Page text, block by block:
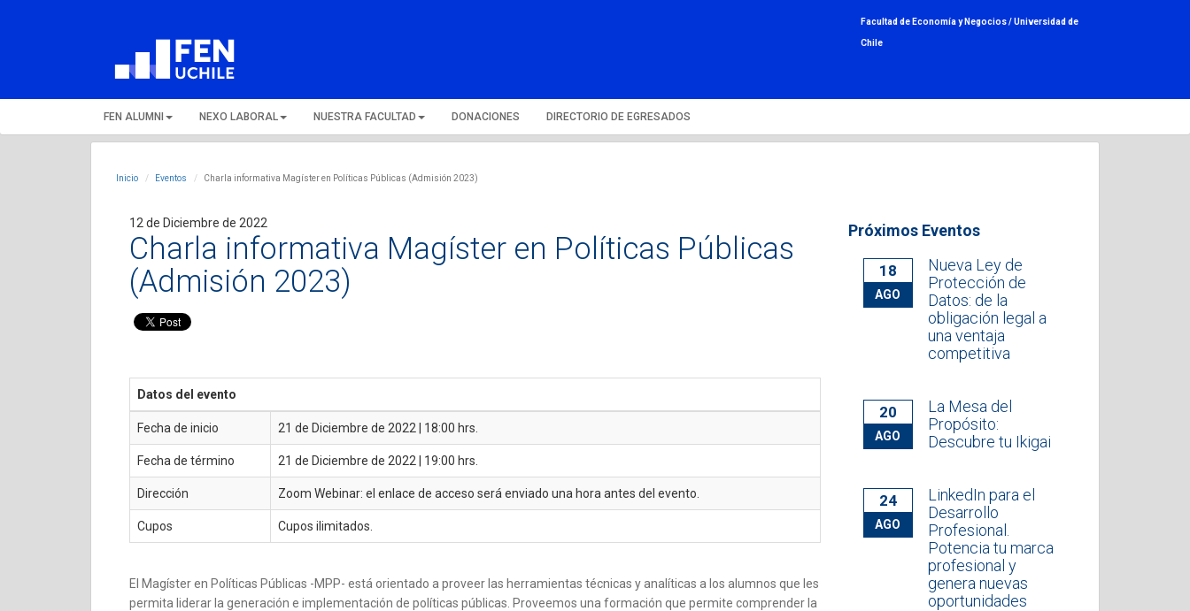
Facultad de Economía y Negocios /Universidad de
Chile
FEN ALUMNI NEXO LABORAL NUESTRA FACULTAD DONACIONES DIRECTORIO DE EGRESADOS
Inicio Eventos Charla informativa Magíster en Políticas Públicas (Admisión 2023)
12 de Diciembre de 2022
Charla informativa Magíster en Políticas Públicas
(Admisión 2023)
Datos del evento
Fecha de inicio 21 de Diciembre de 2022 | 18:00 hrs.
Fecha de término 21 de Diciembre de 2022 | 19:00 hrs.
Dirección Zoom Webinar: el enlace de acceso será enviado una hora antes del evento.
Cupos Cupos ilimitados.
El Magíster en Políticas Públicas -MPP- está orientado a proveer las herramientas técnicas y analíticas a los alumnos que les
permita liderar la generación e implementación de políticas públicas. Proveemos una formación que permite comprender la
Próximos Eventos
18
AGO
Nueva Ley de
Protección de
Datos: de la
obligación legal a
una ventaja
competitiva
20
AGO
La Mesa del
Propósito:
Descubre tu Ikigai
24
AGO
LinkedIn para el
Desarrollo
Profesional.
Potencia tu marca
profesional y
genera nuevas
oportunidades